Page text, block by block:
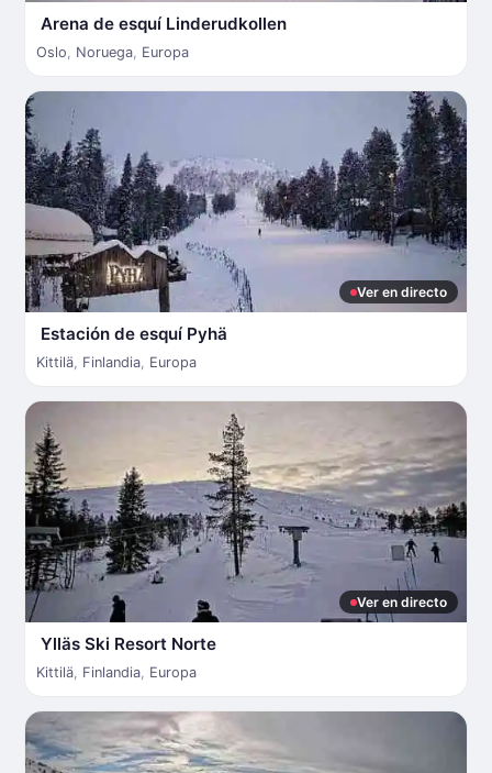
Arena de esquí Linderudkollen
Oslo, Noruega, Europa
Ver en directo
Estación de esquí Pyhä
Kittilä, Finlandia, Europa
Ver en directo
Ylläs Ski Resort Norte
Kittilä, Finlandia, Europa